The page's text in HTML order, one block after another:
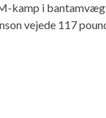
kamp i
vejede 117